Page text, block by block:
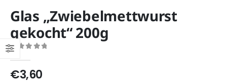
Glas „Zwiebelmettwurst
gekocht“ 200g
€3,60